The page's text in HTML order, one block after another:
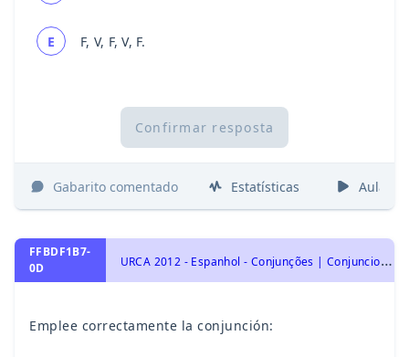
E F, V, F, V, F.
Confirmar resposta
Gabarito comentado Estatísticas Aulas
FFBDF1B7-
0D
U
RCA 2012 - Espanhol - Conjunções | Conjunciones
Emplee correctamente la conjunción: